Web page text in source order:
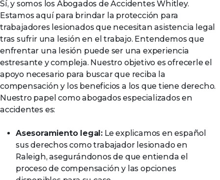
Sí, y somos los Abogados de Accidentes Whitley.
Estamos aquí para brindar la protección para
trabajadores lesionados que necesitan asistencia legal
tras sufrir una lesión en el trabajo. Entendemos que
enfrentar una lesión puede ser una experiencia
estresante y compleja. Nuestro objetivo es ofrecerle el
apoyo necesario para buscar que reciba la
compensación y los beneficios a los que tiene derecho.
Nuestro papel como abogados especializados en
accidentes es:
Asesoramiento legal: Le explicamos en español
sus derechos como trabajador lesionado en
Raleigh, asegurándonos de que entienda el
proceso de compensación y las opciones